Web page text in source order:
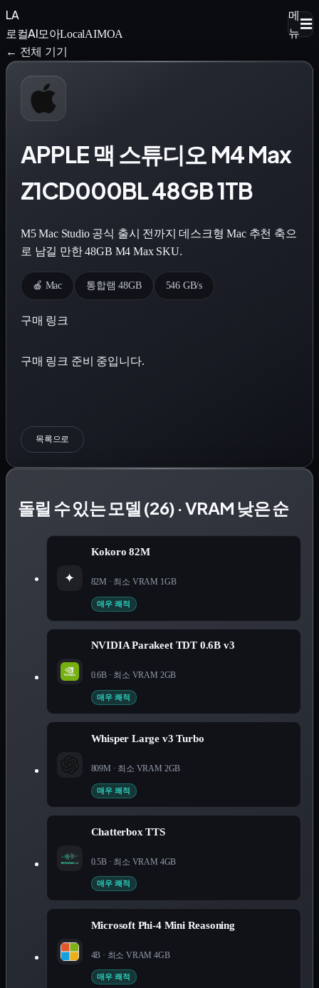
LA
로컬AI모아LocalAIMOA
메
뉴
☰
← 전체 기기
APPLE 맥 스튜디오 M4 Max
Z1CD000BL 48GB 1TB
M5 Mac Studio 공식 출시 전까지 데스크형 Mac 추천 축으
로 남길 만한 48GB M4 Max SKU.
🍎 Mac 통합램 48GB 546 GB/s
구매 링크
구매 링크 준비 중입니다.
목록으로
돌릴 수 있는 모델 (26) · VRAM 낮은 순
✦
Kokoro 82M
82M · 최소 VRAM 1GB
매우 쾌적
NVIDIA Parakeet TDT 0.6B v3
0.6B· 최소 VRAM 2GB
매우 쾌적
Whisper Large v3 Turbo
809M · 최소 VRAM 2GB
매우 쾌적
Chatterbox TTS
0.5B· 최소 VRAM 4GB
매우 쾌적
Microsoft Phi-4 Mini Reasoning
4B · 최소 VRAM4GB
매우 쾌적